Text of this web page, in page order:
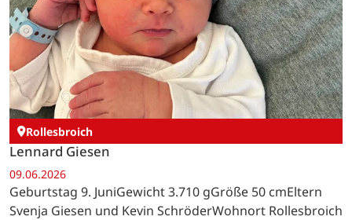
Rollesbroich
Lennard Giesen
09.06.2026
Geburtstag 9. JuniGewicht 3.710 gGröße 50 cmEltern
Svenja Giesen und Kevin SchröderWohnort Rollesbroich